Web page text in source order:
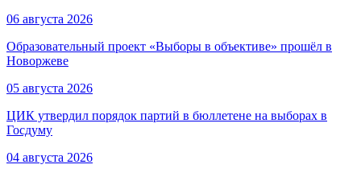
06 августа 2026
Образовательный проект «Выборы в объективе» прошёл в
Новоржеве
05 августа 2026
ЦИК утвердил порядок партий в бюллетене на выборах в
Госдуму
04 августа 2026